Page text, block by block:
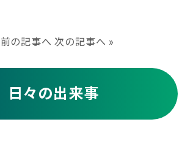
前の記事へ 次の記事へ »
日々の出来事